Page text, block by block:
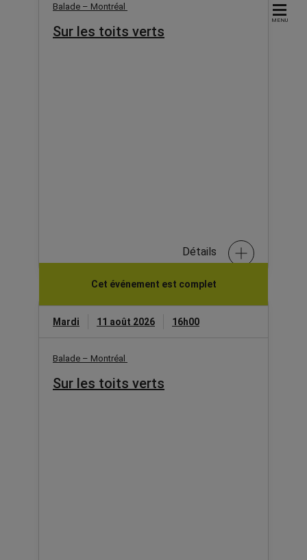
MENU
Balade – Montréal
Sur les toits verts
Détails
Cet événement est complet
Mardi 11 août 2026 16h00
Balade – Montréal
Sur les toits verts